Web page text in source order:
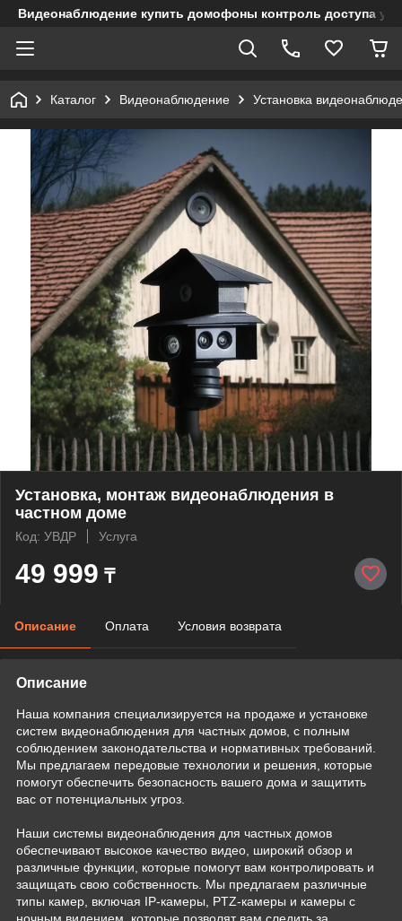
Видеонаблюдение купить домофоны контроль доступа
Каталог Видеонаблюдение Установка
Установка, монтаж видеонаблюдения в
частном доме
Код: УВДР Услуга
49 999 ₸
Описание Оплата Условия возврата
Описание
Наша компания специализируется на продаже и установке
систем видеонаблюдения для частных домов, с полным
соблюдением законодательства и нормативных требований.
Мы предлагаем передовые технологии и решения, которые
помогут обеспечить безопасность вашего дома и защитить
вас от потенциальных угроз.
Наши системы видеонаблюдения для частных домов
обеспечивают высокое качество видео, широкий обзор и
различные функции, которые помогут вам контролировать и
защищать свою собственность. Мы предлагаем различные
типы камер, включая IP-камеры, PTZ-камеры и камеры с
ночным видением, которые позволят вам следить за